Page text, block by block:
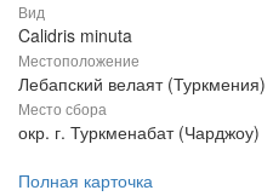
Вид
Calidris minuta
Местоположение
Лебапский велаят (Туркмения)
Место сбора
окр. г. Туркменабат (Чарджоу)
Полная карточка